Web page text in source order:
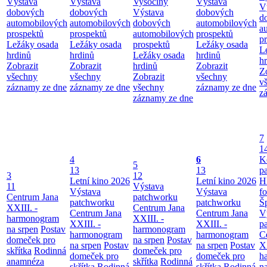
dobových
automobilových
prospektů
Ležáky osada
hrdinů
Zobrazit
všechny
záznamy ze dne
dobových
automobilových
prospektů
Ležáky osada
hrdinů
Zobrazit
všechny
záznamy ze dne
Výstava
dobových
automobilových
prospektů
Ležáky osada
hrdinů
Zobrazit
všechny
záznamy ze dne
dobových
automobilových
prospektů
Ležáky osada
hrdinů
Zobrazit
všechny
záznamy ze dne
3
11
Centrum Jana
XXIII. -
harmonogram
na srpen Postav
domeček pro
skřítka Rodinná
anamnéza
4
13
Letní kino 2026
Výstava
patchworku
Centrum Jana
XXIII. -
harmonogram
na srpen Postav
domeček pro
5
12
Výstava
patchworku
Centrum Jana
XXIII. -
harmonogram
na srpen Postav
domeček pro
skřítka Rodinná
6
13
Letní kino 2026
Výstava
patchworku
Centrum Jana
XXIII. -
harmonogram
na srpen Postav
domeček pro
7